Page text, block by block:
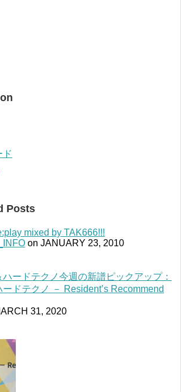
ド
Posts
mixed by TAK666!!!
on JANUARY 23, 2010
ードテクノ今週の新譜ピックアップ：
ドテクノ － Resident’s Recommend
31, 2020